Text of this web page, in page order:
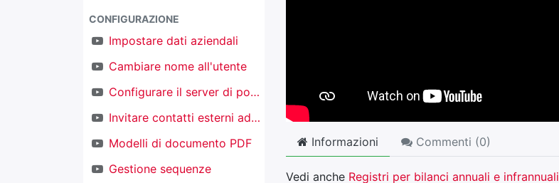
CONFIGURAZIONE
Impostare dati aziendali
Cambiare nome all'utente
Configurare il server di posta in uscita
Invitare contatti esterni ad accedere al proprio TAKOBI
Modelli di documento PDF
Gestione sequenze
Informazioni Commenti (0)
Vedi anche Registri per bilanci annuali e infrannuali